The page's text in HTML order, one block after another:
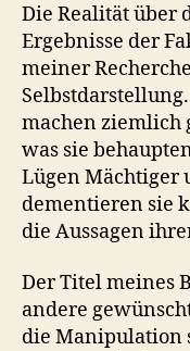
Die Realität über
Ergebnisse der
meiner
machen ziemlich
was sie
Lügen Mächtiger
dementieren sie
die Aussagen
Der Titel meines
andere
die Manipulation